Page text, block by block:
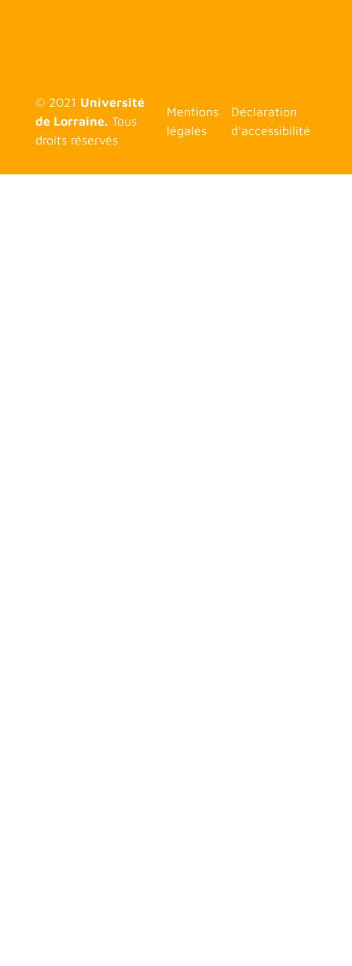
© 2021 Université
de Lorraine.Tous
droits réservés
<none>
Mentions
légales
Déclaration
d'accessibilité